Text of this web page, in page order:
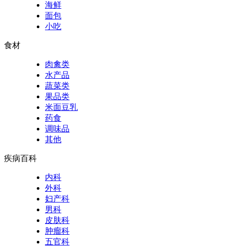
海鲜
面包
小吃
食材
肉禽类
水产品
蔬菜类
果品类
米面豆乳
药食
调味品
其他
疾病百科
内科
外科
妇产科
男科
皮肤科
肿瘤科
五官科